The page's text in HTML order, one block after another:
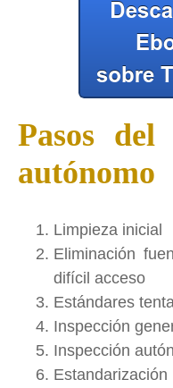
Pasos del
autónomo
Limpieza inicial
Eliminación
difícil acceso
Estándares
Inspección
Inspección
Estandarización